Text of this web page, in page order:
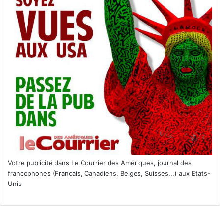
Votre publicité dans Le Courrier des Amériques, journal des
francophones (Français, Canadiens, Belges, Suisses...) aux Etats-
Unis